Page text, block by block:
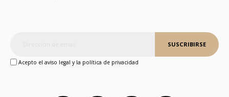
Acepto el aviso legal y la política de privacidad
SUSCRIBIRSE